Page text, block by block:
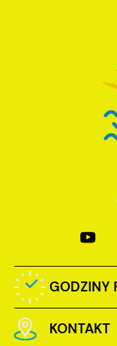
GODZINY
KONTAKT